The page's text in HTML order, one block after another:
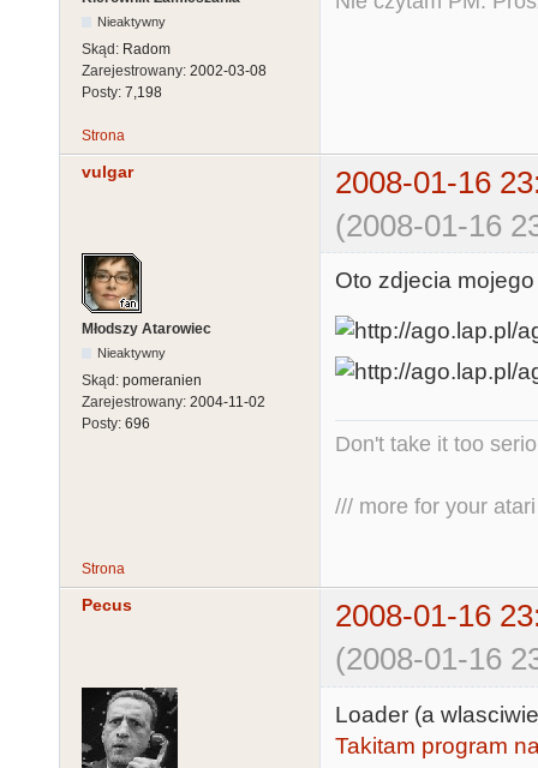
Nieaktywny
Skąd: Radom
Zarejestrowany: 2002-03-08
Posty: 7,198
Strona
vulgar
2008-01-16
(2008-01-16
Młodszy Atarowiec
Nieaktywny
Skąd: pomeranien
Zarejestrowany: 2004-11-02
Posty: 696
Oto zdjecia
Don't take it too
/// more for your
Strona
Pecus
2008-01-16
(2008-01-16
Loader (a
Takitam program